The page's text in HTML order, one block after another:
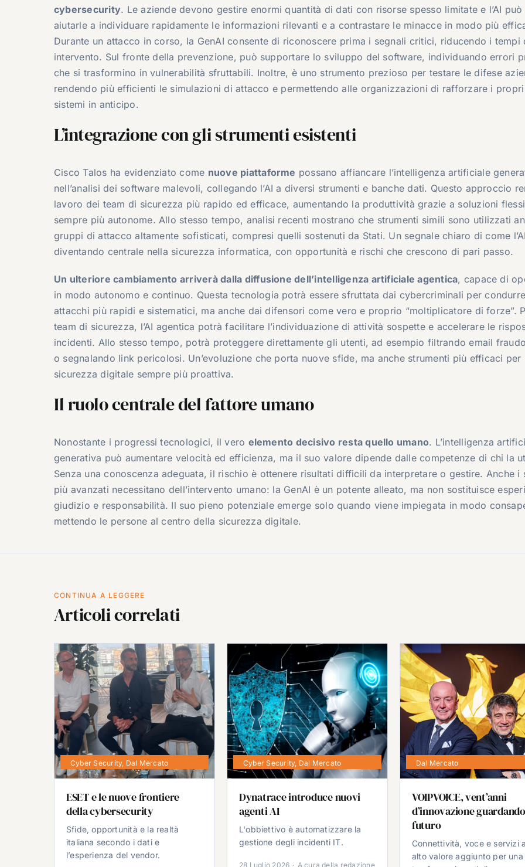
cybersecurity. Le aziende devono gestire enormi quantità di dati con risorse spesso limitate e l’AI può
aiutarle a individuare rapidamente le informazioni rilevanti e a contrastare le minacce in modo più
Durante un attacco in corso, la GenAI consente di riconoscere prima i segnali critici, riducendo i tempi
intervento. Sul fronte della prevenzione, può supportare lo sviluppo del software, individuando errori
che si trasformino in vulnerabilità sfruttabili. Inoltre, è uno strumento prezioso per testare le difese
rendendo più efficienti le simulazioni di attacco e permettendo alle organizzazioni di rafforzare i propri
sistemi in anticipo.
L’integrazione con gli strumenti esistenti
Cisco Talos ha evidenziato come nuove piattaforme possano affiancare l’intelligenza artificiale
nell’analisi dei software malevoli, collegando l’AI a diversi strumenti e banche dati. Questo approccio
lavoro dei team di sicurezza più rapido ed efficace, aumentando la produttività grazie a soluzioni
sempre più autonome. Allo stesso tempo, analisi recenti mostrano che strumenti simili sono utilizzati
gruppi di attacco altamente sofisticati, compresi quelli sostenuti da Stati. Un segnale chiaro di come
diventando centrale nella sicurezza informatica, con opportunità e rischi che crescono di pari passo.
Un ulteriore cambiamento arriverà dalla diffusione dell’intelligenza artificiale agentica, capace di
in modo autonomo e continuo. Questa tecnologia potrà essere sfruttata dai cybercriminali per
attacchi più rapidi e sistematici, ma anche dai difensori come vero e proprio “moltiplicatore di forze”.
team di sicurezza, l’AI agentica potrà facilitare l’individuazione di attività sospette e accelerare le
incidenti. Allo stesso tempo, potrà proteggere direttamente gli utenti, ad esempio filtrando email
o segnalando link pericolosi. Un’evoluzione che porta nuove sfide, ma anche strumenti più efficaci per
sicurezza digitale sempre più proattiva.
Il ruolo centrale del fattore umano
Nonostante i progressi tecnologici, il vero elemento decisivo resta quello umano. L’intelligenza
generativa può aumentare velocità ed efficienza, ma il suo valore dipende dalle competenze di chi la
Senza una conoscenza adeguata, il rischio è ottenere risultati difficili da interpretare o gestire. Anche i
più avanzati necessitano dell’intervento umano: la GenAI è un potente alleato, ma non sostituisce
giudizio e responsabilità. Il suo pieno potenziale emerge solo quando viene impiegata in modo
mettendo le persone al centro della sicurezza digitale.
CONTINUA A LEGGERE
Articoli correlati
Cyber Security, Dal Mercato
ESET e le nuove frontiere
della cybersecurity
Sfide, opportunità e la realtà
italiana secondo i dati e
l’esperienza del vendor.
Cyber Security, Dal Mercato
Dynatrace introduce nuovi
agenti AI
L'obbiettivo è automatizzare la
gestione degli incidenti IT.
28 Luglio 2026 · A cura della redazione
Dal Mercato
VOIPVOICE, vent’anni
d’innovazione
futuro
Connettività, voce e servizi
alto valore aggiunto per una